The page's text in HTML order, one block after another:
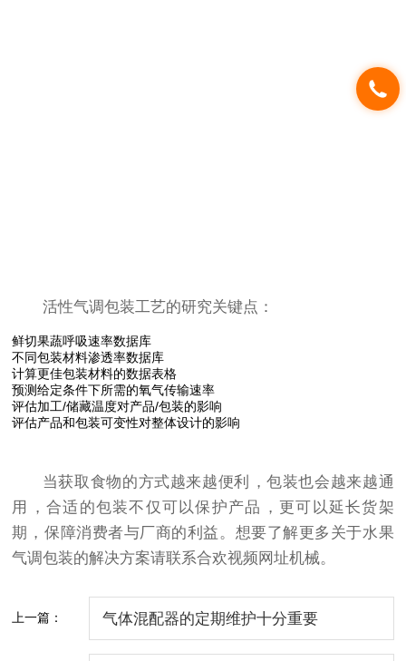
活性气调包装工艺的研究关键点：
鲜切果蔬呼吸速率数据库
不同包装材料渗透率数据库
计算更佳包装材料的数据表格
预测给定条件下所需的氧气传输速率
评估加工/储藏温度对产品/包装的影响
评估产品和包装可变性对整体设计的影响
当获取食物的方式越来越便利，包装也会越来越通
用，合适的包装不仅可以保护产品，更可以延长货架
期，保障消费者与厂商的利益。想要了解更多关于水果
气调包装的解决方案请联系合欢视频网址机械。
上一篇： 气体混配器的定期维护十分重要